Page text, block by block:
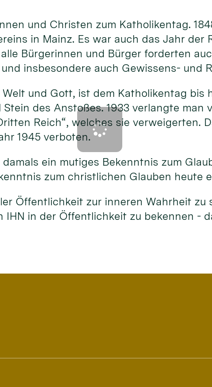
und Christen zum Katholikentag.
in Mainz. Es war auch das Jahr der
Bürgerinnen und Bürger forderten
insbesondere auch Gewissens- und
und Gott, ist dem Katholikentag bis
des Anstoßes. 1933 verlangte man
Reich“, welches sie verweigerten.
1945 verboten.
ein mutiges Bekenntnis zum
zum christlichen Glauben heute
Öffentlichkeit zur inneren Wahrheit zu
IHN in der Öffentlichkeit zu bekennen -